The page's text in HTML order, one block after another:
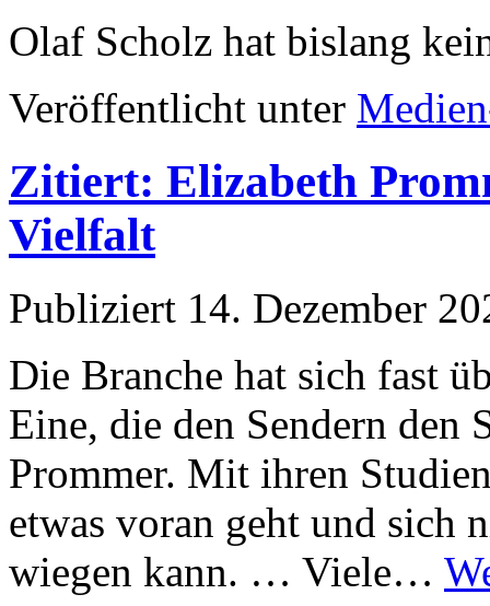
Olaf Scholz hat bislang
Veröffentlicht unter
Zitiert: Elizabeth
Vielfalt
Publiziert 14. Dezember
Die Branche hat sich fast
Eine, die den Sendern den
Prommer. Mit ihren
etwas voran geht und sich
wiegen kann. … Viele…